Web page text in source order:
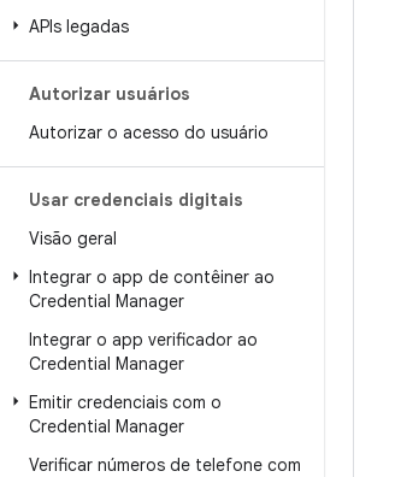
APIs legadas
Autorizar usuários
Autorizar o acesso do usuário
Usar credenciais digitais
Visão geral
Integrar o app de contêiner ao
Credential Manager
Integrar o app verificador ao
Credential Manager
Emitir credenciais com o
Credential Manager
Verificar números de telefone com